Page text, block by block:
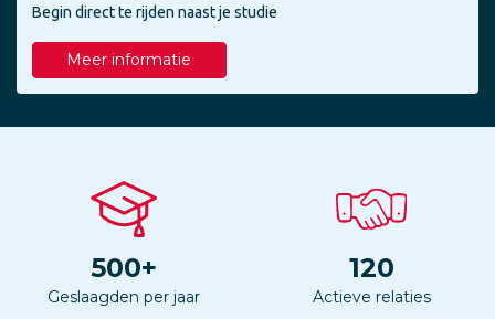
Begin direct te rijden naast je studie
Meer informatie
500+
Geslaagden per jaar
120
Actieve relaties